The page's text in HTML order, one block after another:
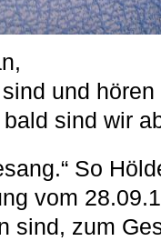
und
sind wir
So
vom
sind, zum